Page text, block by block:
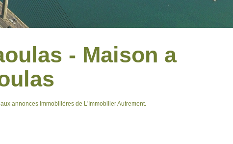
- Maison a
annonces immobilières de L'Immobilier Autrement.